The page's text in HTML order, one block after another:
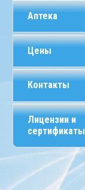
Аптека
Цены
Контакты
Лицензии и
сертификаты